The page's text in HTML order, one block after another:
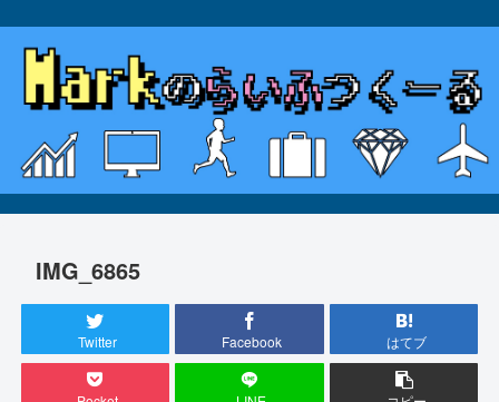
IMG_6865
Twitter Facebook はてブ